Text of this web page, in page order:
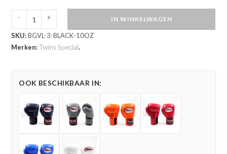
Special
BGVL
(BGVL
BLACK)
aantal
- + IN WINKELWAGEN
SKU:BGVL-3-BLACK-10OZ
Merken: Twins Special.
OOK BESCHIKBAAR IN: